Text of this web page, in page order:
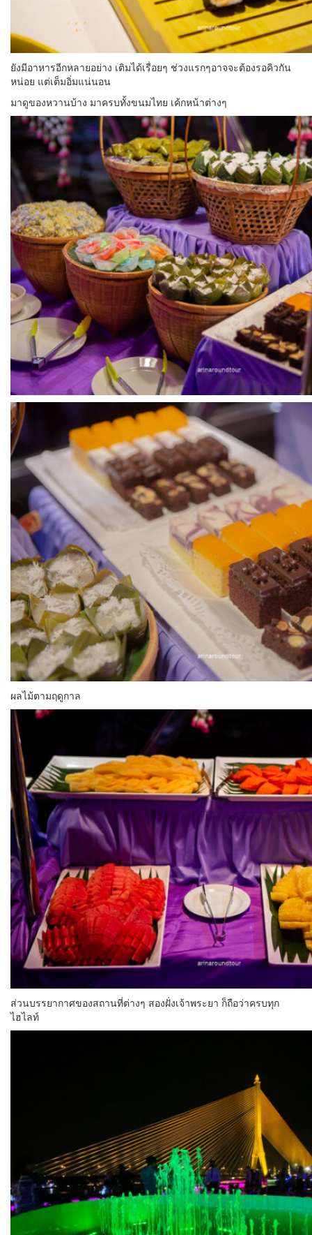
ยังมีอาหารอีกหลายอย่าง เติมได้เรื่อยๆ ช่วงแรกๆอาจจะต้องรอคิวกัน
หน่อย แต่เต็มอิ่มแน่นอน
มาดูของหวานบ้าง มาครบทั้งขนมไทย เค้กหน้าต่างๆ
ผลไม้ตามฤดูกาล
ส่วนบรรยากาศของสถานที่ต่างๆ สองฝั่งเจ้าพระยา ก็ถือว่าครบทุก
ไฮไลท์